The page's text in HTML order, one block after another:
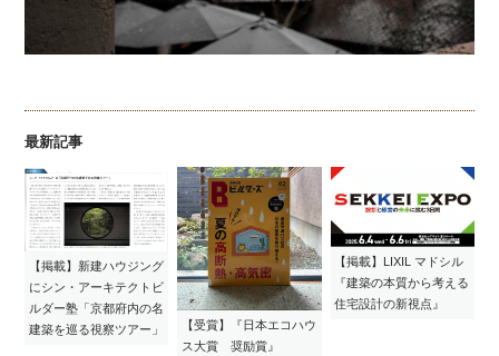
最新記事
【掲載】新建ハウジング
にシン・アーキテクトビ
ルダー塾「京都府内の名
建築を巡る視察ツアー」
【受賞】『日本エコハウ
ス大賞 奨励賞』
【掲載】LIXIL マドシル
『建築の本質から考える
住宅設計の新視点』